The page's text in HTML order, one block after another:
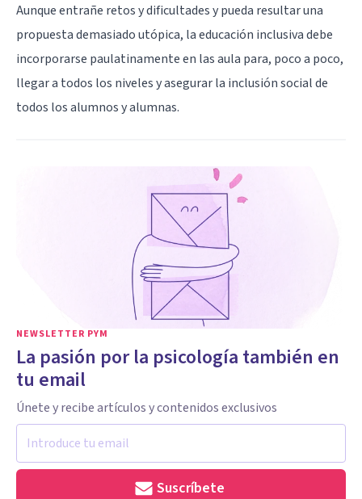
Aunque entrañe retos y dificultades y pueda resultar una
propuesta demasiado utópica, la educación inclusiva debe
incorporarse paulatinamente en las aula para, poco a poco,
llegar a todos los niveles y asegurar la inclusión social de
todos los alumnos y alumnas.
NEWSLETTER PYM
La pasión por la psicología también en
tu email
Únete y recibe artículos y contenidos exclusivos
Suscríbete